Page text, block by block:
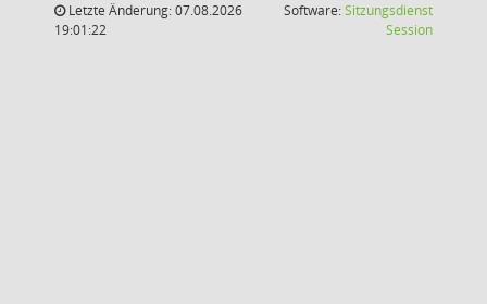
Letzte Änderung: 07.08.2026
19:01:22
Software:Sitzungsdienst
Session(Wird in